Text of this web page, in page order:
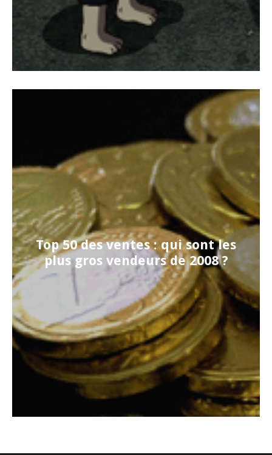
Top 50 des ventes : qui sont les
plus gros vendeurs de 2008 ?